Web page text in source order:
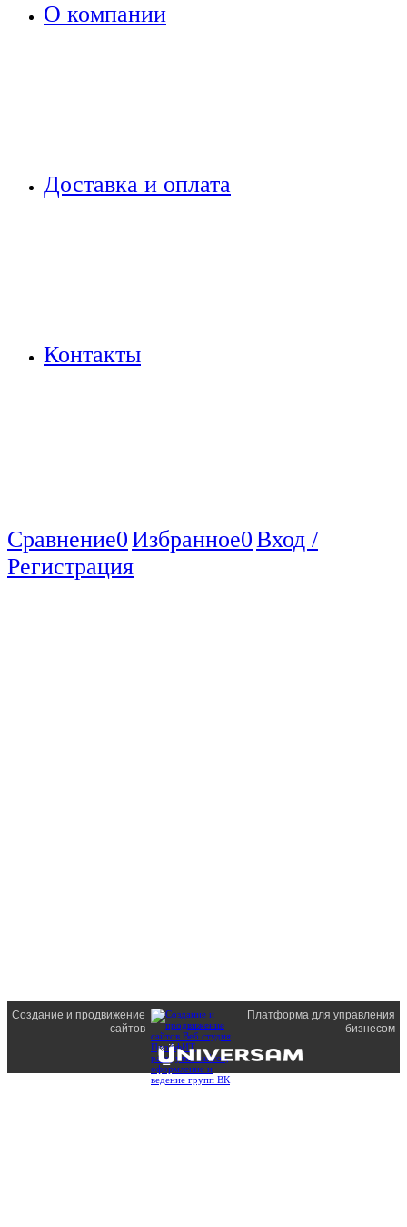
О компании
Доставка и оплата
Контакты
Сравнение0Избранное0Вход /
Регистрация
Создание и продвижение
сайтов
Платформа для управления
бизнесом